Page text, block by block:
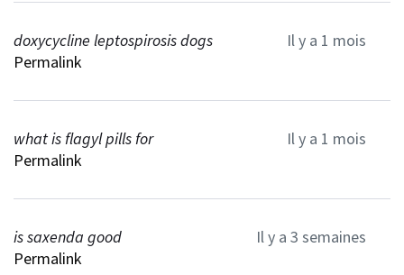
doxycycline leptospirosis dogs
Il y a 1 mois
Permalink
what is flagyl pills for
Il y a 1 mois
Permalink
is saxenda good
Il y a 3 semaines
Permalink